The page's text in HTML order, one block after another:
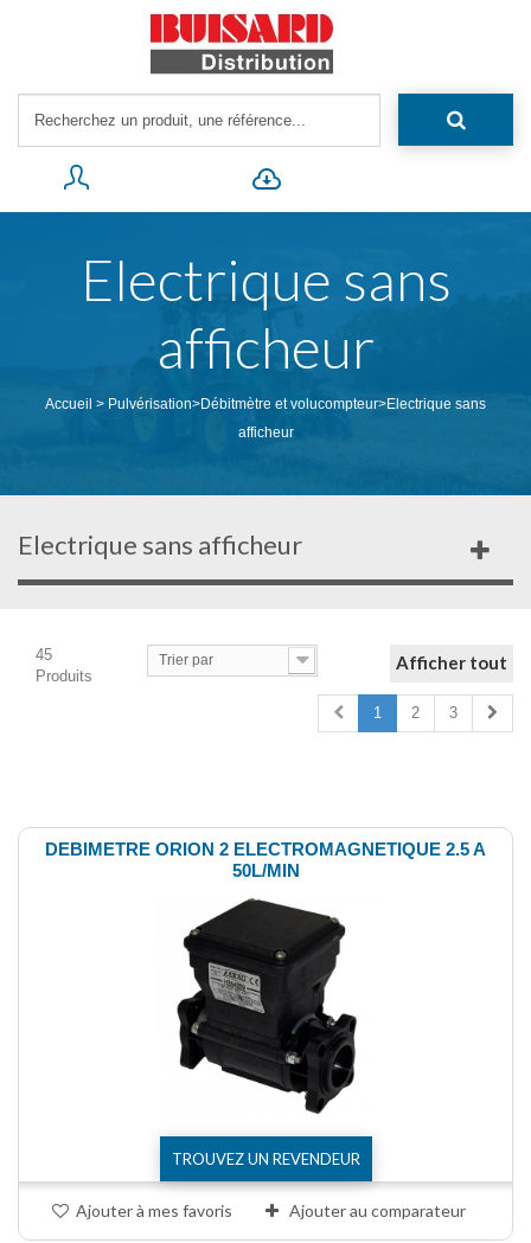
Electrique sans
afficheur
Accueil > Pulvérisation>Débitmètre et volucompteur>Electrique sans
afficheur
Electrique sans afficheur
45
Produits
Afficher tout
1 2 3
Trier par
DEBIMETRE ORION 2 ELECTROMAGNETIQUE 2.5 A
50L/MIN
TROUVEZ UN REVENDEUR
Ajouter à mes favoris Ajouter au comparateur